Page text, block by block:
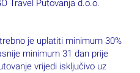
Travel Putovanja d.o.o.
je uplatiti minimum 30%
minimum 31 dan prije
vrijedi isključivo uz